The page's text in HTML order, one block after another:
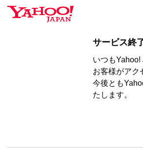
サービス終
いつも
お客様がアク
今後とも
たします。